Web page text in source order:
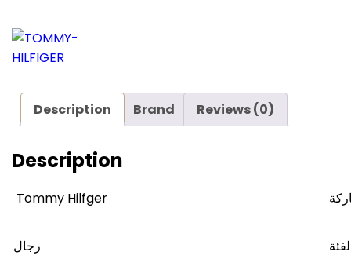
for
men
quantity
Description Brand Reviews (0)
Description
Tommy Hilfger
رجال